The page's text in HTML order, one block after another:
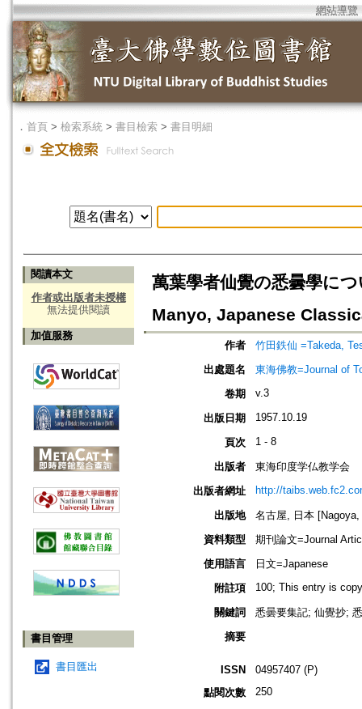
網站導覽
． 首頁 > 檢索系統 > 書目檢索 > 書目明細
閱讀本文
作者或出版者未授權
無法提供閱讀
加值服務
書目管理
書目匯出
萬葉學者仙覺の悉曇學に
Manyo, Japanese
作者
竹田鉄仙 =Takeda,
出處題名
東海佛教=Journal of
卷期
v.3
出版日期 1957.10.19
頁次 1 - 8
出版者
東海印度学仏教学会
出版者網址
http://
出版地
名古屋, 日本
資料類型
期刊論文=Journal
使用語言
日文=Japanese
附註項
100; This entry is
關鍵詞
悉曇要集記; 仙覺抄;
摘要
ISSN
04957407 (P)
點閱次數
250